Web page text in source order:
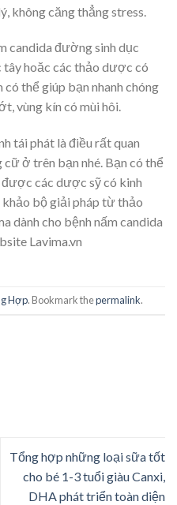
không căng thẳng stress.
candida đường sinh dục
tây hoăc các thảo dược có
có thể giúp bạn nhanh chóng
vùng kín có mùi hôi.
tái phát là điều rất quan
ở trên bạn nhé. Bạn có thể
các dược sỹ có kinh
bộ giải pháp từ thảo
dành cho bệnh nấm candida
Lavima.vn
Hợp. Bookmark thepermalink.
Tổng hợp những loại sữa tốt
cho bé 1-3 tuổi giàu Canxi,
DHA phát triển toàn diện